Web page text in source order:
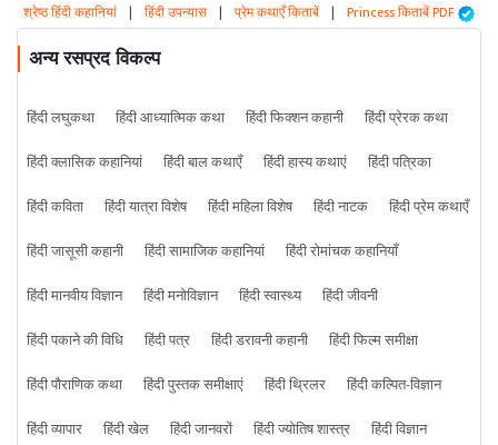
श्रेष्ठ हिंदी कहानियां | हिंदी उपन्यास | प्रेम कथाएँ किताबें | Princess किताबें PDF
अन्य रसप्रद विकल्प
हिंदी लघुकथा हिंदी आध्यात्मिक कथा हिंदी फिक्शन कहानी
हिंदी प्रेरक कथा
हिंदी क्लासिक कहानियां
हिंदी बाल कथाएँ हिंदी हास्य कथाएं
हिंदी पत्रिका
हिंदी कविता
हिंदी यात्रा विशेष हिंदी महिला विशेष हिंदी नाटक
हिंदी प्रेम कथाएँ
हिंदी जासूसी कहानी
हिंदी सामाजिक कहानियां
हिंदी रोमांचक कहानियाँ
हिंदी मानवीय विज्ञान
हिंदी मनोविज्ञान हिंदी स्वास्थ्य
हिंदी जीवनी
हिंदी पकाने की विधि
हिंदी पत्र हिंदी डरावनी कहानी
हिंदी फिल्म समीक्षा
हिंदी पौराणिक कथा
हिंदी पुस्तक समीक्षाएं हिंदी थ्रिलर
हिंदी कल्पित-विज्ञान
हिंदी व्यापार
हिंदी खेल हिंदी जानवरों हिंदी ज्योतिष शास्त्र
हिंदी विज्ञान